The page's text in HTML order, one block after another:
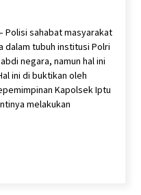
Polisi sahabat masyarakat
dalam tubuh institusi Polri
negara, namun hal ini
ini di buktikan oleh
Kapolsek Iptu
melakukan